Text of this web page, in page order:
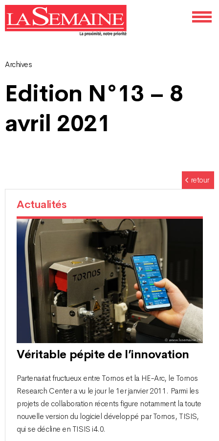
Archives
Edition N°13 – 8
avril 2021
retour
Actualités
Véritable pépite de l’innovation
Partenariat fructueux entre Tornos et la HE-Arc, le Tornos
Research Center a vu le jour le 1er janvier 2011. Parmi les
projets de collaboration récents figure notamment la toute
nouvelle version du logiciel développé par Tornos, TISIS,
qui se décline en TISIS i4.0.
Navigation
des
articles